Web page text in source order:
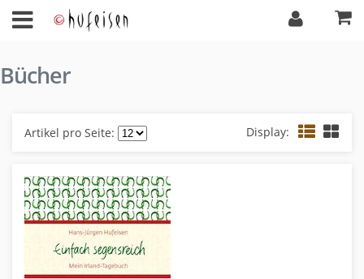
Bücher
Artikel pro Seite: Display: